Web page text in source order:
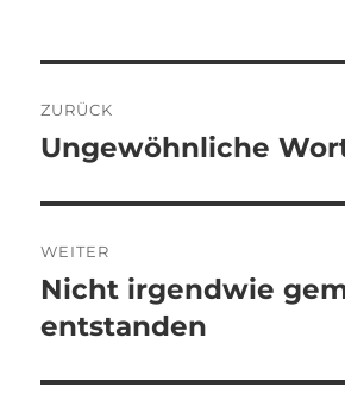
ZURÜCK
Vorheriger
Ungewöhnliche
WEITER
Nächster
Beitrag:
Nicht irgendwie
entstanden